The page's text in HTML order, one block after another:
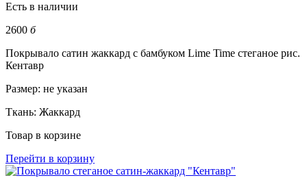
Есть в наличии
2600 б
Покрывало сатин жаккард с бамбуком Lime Time стеганое рис.
Кентавр
Размер: не указан
Ткань: Жаккард
Товар в корзине
Перейти в корзину